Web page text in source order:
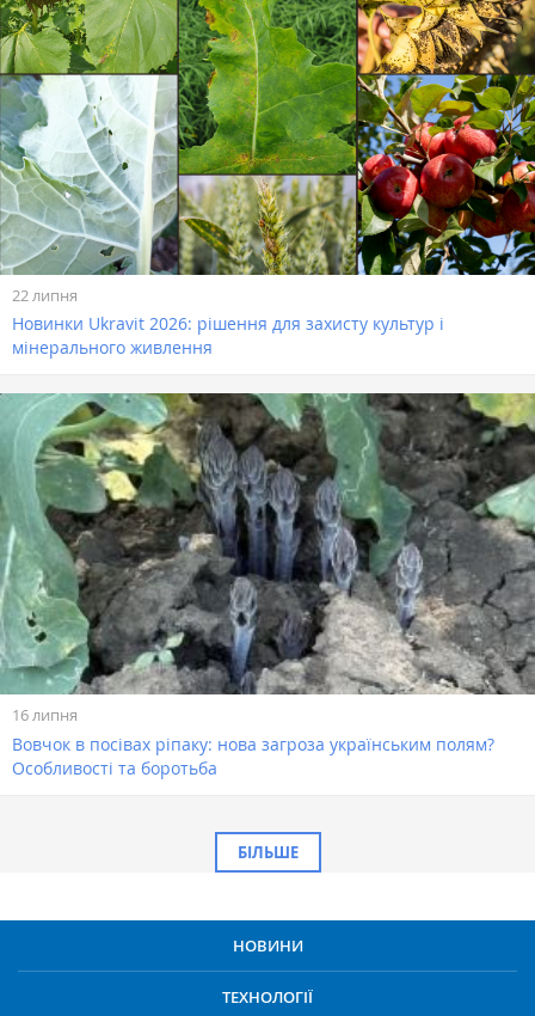
22 липня
Новинки Ukravit 2026: рішення для захисту культур і
мінерального живлення
16 липня
Вовчок в посівах ріпаку: нова загроза українським полям?
Особливості та боротьба
БІЛЬШЕ
НОВИНИ
ТЕХНОЛОГІЇ